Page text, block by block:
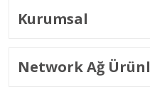
Kurumsal
Network Ağ